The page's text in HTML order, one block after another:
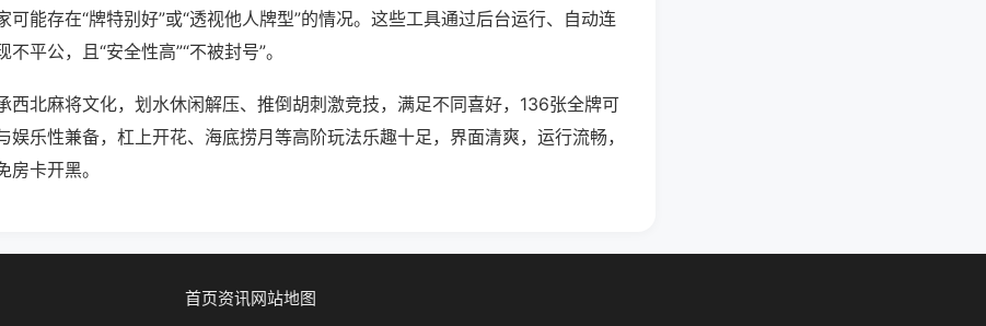
可能存在“牌特别好”或“透视他人牌型”的情况。这些工具通过后台运行、自动连
平公，且“安全性高”“不被封号”。
西北麻将文化，划水休闲解压、推倒胡刺激竞技，满足不同喜好，136张全牌可
娱乐性兼备，杠上开花、海底捞月等高阶玩法乐趣十足，界面清爽，运行流畅，
房卡开黑。
首页资讯网站地图